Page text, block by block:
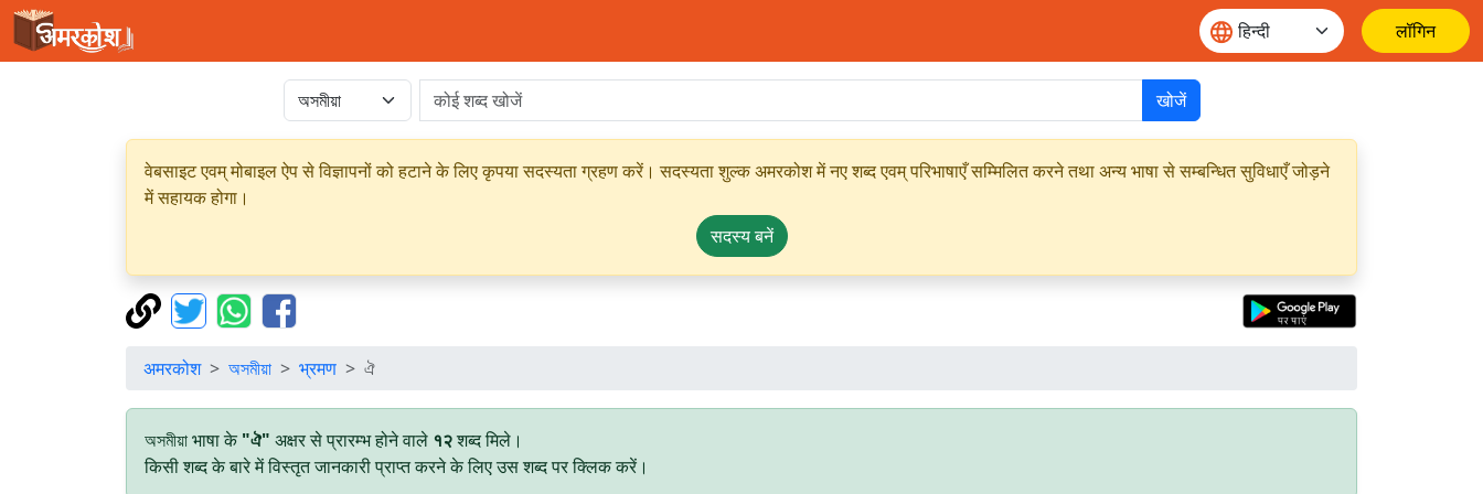
लॉगिन
खोजें
वेबसाइट एवम् मोबाइल ऐप से विज्ञापनों को हटाने के लिए कृपया सदस्यता ग्रहण करें। सदस्यता शुल्क अमरकोश में नए शब्द एवम् परिभाषाएँ सम्मिलित करने तथा अन्य भाषा से सम्बन्धित सुविधाएँ जोड़ने
में सहायक होगा।
सदस्य बनें
अमरकोश অসমীয়া भ्रमण ঐ
অসমীয়া भाषा के "ঐ" अक्षर से प्रारम्भ होने वाले १२शब्द मिले।
किसी शब्द के बारे में विस्तृत जानकारी प्राप्त करने के लिए उस शब्द पर क्लिक करें।